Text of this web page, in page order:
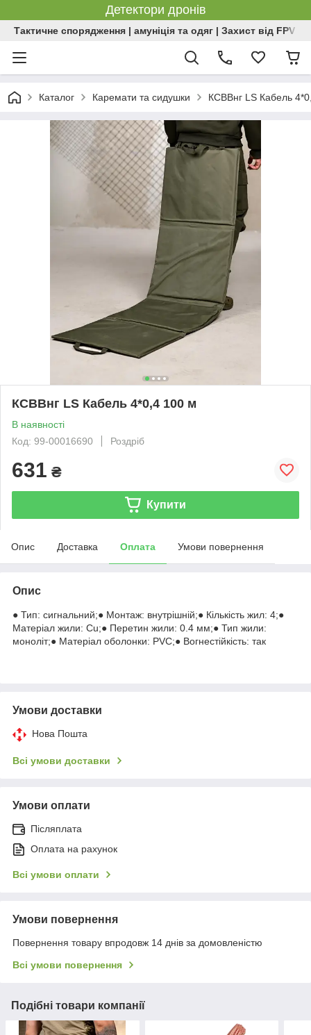
Детектори дронів
Тактичне спорядження | амуніція та одяг | Захист від FPV |
Каталог Каремати та сидушки КСВВнг LS Кабель
КСВВнг LS Кабель 4*0,4 100 м
В наявності
Код: 99-00016690
Роздріб
631 ₴
Купити
Опис Доставка Оплата Умови повернення
Опис
● Тип: сигнальний;● Монтаж: внутрішній;● Кількість жил: 4;●
Матеріал жили: Cu;● Перетин жили: 0.4 мм;● Тип жили:
моноліт;● Матеріал оболонки: PVC;● Вогнестійкість: так
Умови доставки
Нова Пошта
Всі умови доставки
Умови оплати
Післяплата
Оплата на рахунок
Всі умови оплати
Умови повернення
Повернення товару впродовж 14 днів за домовленістю
Всі умови повернення
Подібні товари компанії